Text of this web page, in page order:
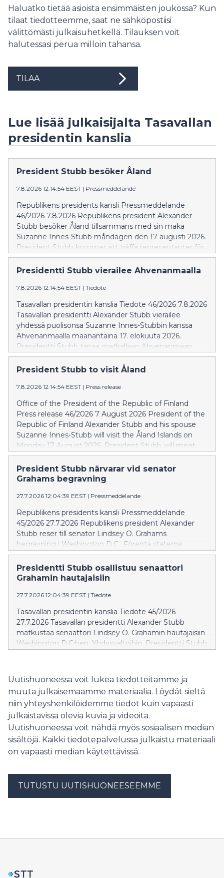
Haluatko tietää asioista ensimmäisten joukossa? Kun
tilaat tiedotteemme, saat ne sähköpostiisi
välittömästi julkaisuhetkellä. Tilauksen voit
halutessasi perua milloin tahansa.
TILAA
Lue lisää julkaisijalta Tasavallan
presidentin kanslia
President Stubb besöker Åland
7.8.2026 12:14:54 EEST | Pressmeddelande
Republikens presidents kansli Pressmeddelande
46/2026 7.8.2026 Republikens president Alexander
Stubb besöker Åland tillsammans med sin maka
Suzanne Innes-Stubb måndagen den 17 augusti 2026.
President Stubb kommer att träffa representanter för
landskapet Åland för att diskutera aktuella frågor i
landskapet. På programmet står också besök på
Solbacken i Vårdö kommun. Ålandsvistelsen avslutas
med att presidentparet träffar ortsbor vid Vårdö skola
cirka kl. 13.45.
Presidentti Stubb vierailee Ahvenanmaalla
7.8.2026 12:14:54 EEST | Tiedote
Tasavallan presidentin kanslia Tiedote 46/2026 7.8.2026
Tasavallan presidentti Alexander Stubb vierailee
yhdessä puolisonsa Suzanne Innes-Stubbin kanssa
Ahvenanmaalla maanantaina 17. elokuuta 2026.
Presidentti Stubb tapaa matkallaan Ahvenanmaan
maakunnan edustajia ja keskustelee heidän kanssaan
maakunnan ajankohtaisista aiheista. Lisäksi presidentin
Strömsgårdenissa sekä Solbackenin päiväkodissa.
Vierailun päätteeksi presidenttipari tapaa paikallisia
Vårdön koululla noin kello 13.45.
President Stubb to visit Åland
7.8.2026 12:14:54 EEST | Press release
Office of the President of the Republic of Finland
Press release 46/2026 7 August 2026 President of the
Republic of Finland Alexander Stubb and his spouse
Suzanne Innes-Stubb will visit the Åland Islands on
Monday 17 August 2026. President Stubb will meet
with representatives of the autonomous province of
Åland and discuss current issues concerning the
region. The president's programme also includes visits
Solbacken daycare centre in the municipality of Vårdö.
The visit to Åland will conclude with a meeting with
local residents at Vårdö school at approximately 13.45.
President Stubb närvarar vid senator
Grahams begravning
27.7.2026 12:04:39 EEST | Pressmeddelande
Republikens presidents kansli Pressmeddelande
45/2026 27.7.2026 Republikens president Alexander
Stubb reser till senator Lindsey O. Grahams
begravning i Washington D.C., Förenta staterna.
President Stubb deltar på tisdagen den 28 juli i den
statliga begravningsceremonin som äger rum i
Washington National Cathedral.
Presidentti Stubb osallistuu senaattori
Grahamin hautajaisiin
27.7.2026 12:04:39 EEST | Tiedote
Tasavallan presidentin kanslia Tiedote 45/2026
27.7.2026 Tasavallan presidentti Alexander Stubb
matkustaa senaattori Lindsey O. Grahamin hautajaisiin
Washington D.C:hen, Yhdysvaltoihin. Presidentti Stubb
hautajaisjumalanpalvelukseen.
Uutishuoneessa voit lukea tiedotteitamme ja
muuta julkaisemaamme materiaalia. Löydät sieltä
niin yhteyshenkilöidemme tiedot kuin vapaasti
julkaistavissa olevia kuvia ja videoita.
Uutishuoneessa voit nähdä myös sosiaalisen median
sisältöjä. Kaikki tiedotepalvelussa julkaistu materiaali
on vapaasti median käytettävissä.
TUTUSTU UUTISHUONEESEEMME